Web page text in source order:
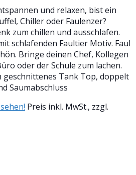
und relaxen, bist ein
Chiller oder Faulenzer?
zum chillen und ausschlafen.
schlafenden Faultier Motiv. Faul
Bringe deinen Chef, Kollegen
oder der Schule zum lachen.
geschnittenes Tank Top, doppelt
Saumabschluss
Preis inkl. MwSt., zzgl.